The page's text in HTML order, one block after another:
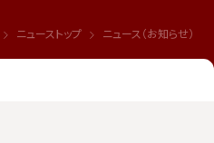
ニューストップ ニュース（お知らせ）